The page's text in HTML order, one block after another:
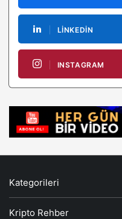
LINKEDIN
INSTAGRAM
Kategorileri
Kripto Rehber